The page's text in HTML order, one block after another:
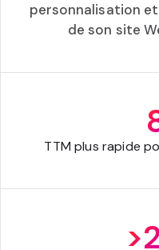
personnalisation
de son site
TTM plus rapide